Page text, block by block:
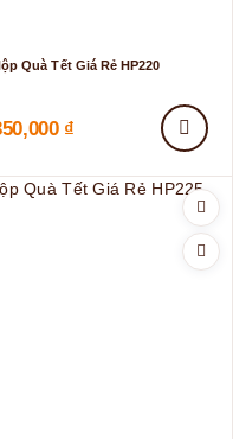
Quà Tết Giá Rẻ HP220
₫